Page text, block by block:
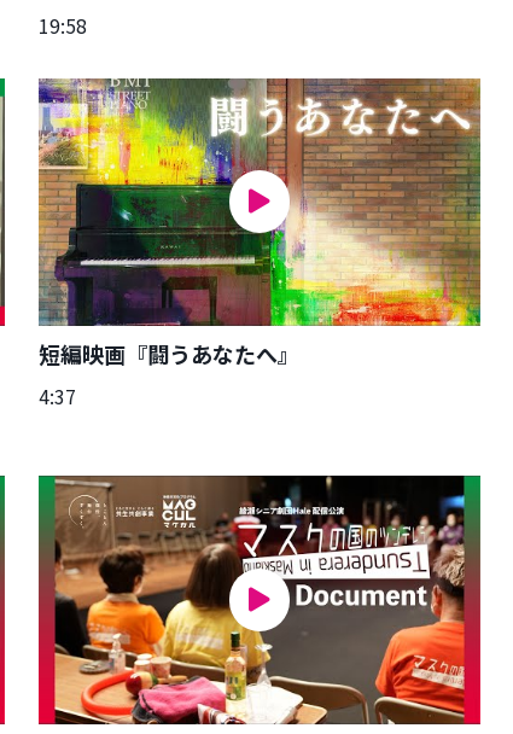
19:58
短編映画『闘うあなたへ』
4:37